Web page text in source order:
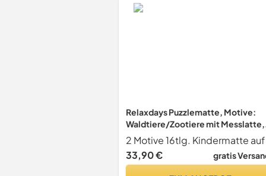
Relaxdays Puzzlematte, Motive:
Waldtiere/Zootiere mit Messlatte,
schadstofffrei,
Babyschaumstoffmatte 120x175
bunt
33,90 €
gratis